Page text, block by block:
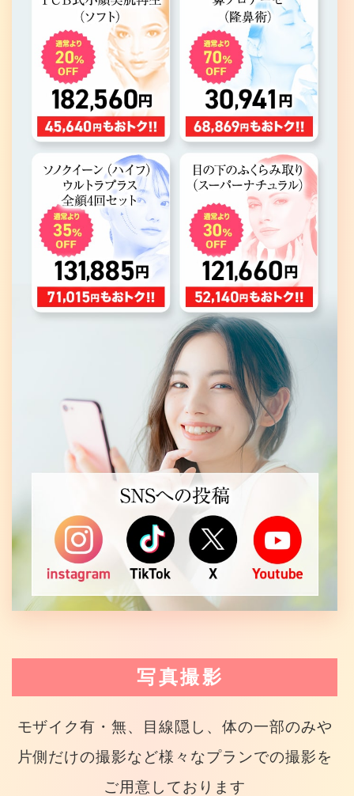
写真撮影
モザイク有・無、目線隠し、体の一部のみや
片側だけの撮影など様々なプランでの撮影を
ご用意しております